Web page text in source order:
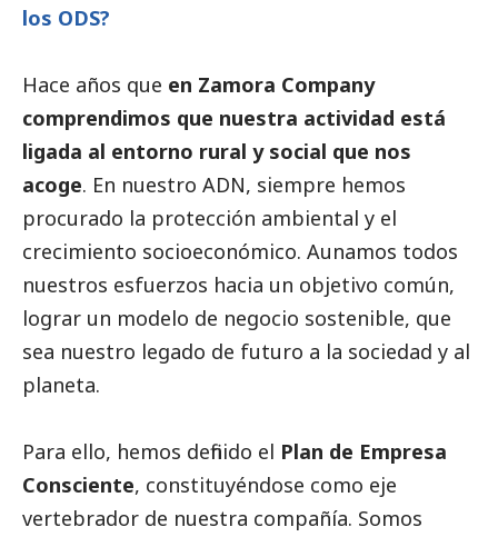
los ODS?
Hace años que en Zamora Company
comprendimos que nuestra actividad está
ligada al entorno rural y social que nos
acoge. En nuestro ADN, siempre hemos
procurado la protección ambiental y el
crecimiento socioeconómico. Aunamos todos
nuestros esfuerzos hacia un objetivo común,
lograr un modelo de negocio sostenible, que
sea nuestro legado de futuro a la sociedad y al
planeta.
Para ello, hemos definido el Plan de Empresa
Consciente, constituyéndose como eje
vertebrador de nuestra compañía. Somos